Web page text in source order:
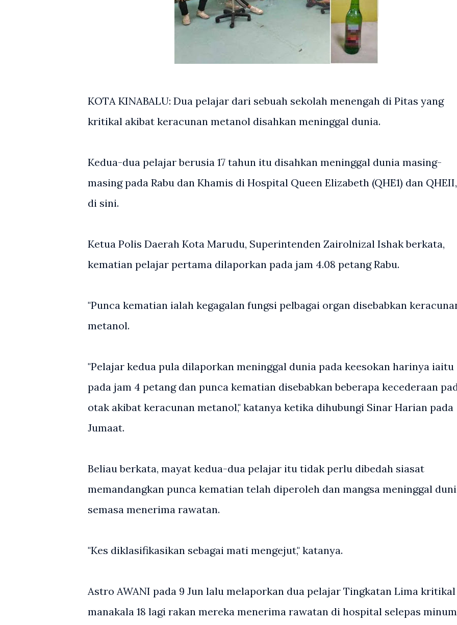
KOTA KINABALU: Dua pelajar dari sebuah sekolah menengah di Pitas yang
kritikal akibat keracunan metanol disahkan meninggal dunia.
Kedua-dua pelajar berusia 17 tahun itu disahkan meninggal dunia masing-
masing pada Rabu dan Khamis di Hospital Queen Elizabeth (QHE1) dan QHEII,
di sini.
Ketua Polis Daerah Kota Marudu, Superintenden Zairolnizal Ishak berkata,
kematian pelajar pertama dilaporkan pada jam 4.08 petang Rabu.
"Punca kematian ialah kegagalan fungsi pelbagai organ disebabkan
metanol.
"Pelajar kedua pula dilaporkan meninggal dunia pada keesokan harinya iaitu
pada jam 4 petang dan punca kematian disebabkan beberapa kecederaan
otak akibat keracunan metanol," katanya ketika dihubungi Sinar Harian pada
Jumaat.
Beliau berkata, mayat kedua-dua pelajar itu tidak perlu dibedah siasat
memandangkan punca kematian telah diperoleh dan mangsa meninggal
semasa menerima rawatan.
"Kes diklasifikasikan sebagai mati mengejut," katanya.
Astro AWANI pada 9 Jun lalu melaporkan dua pelajar Tingkatan Lima kritikal
manakala 18 lagi rakan mereka menerima rawatan di hospital selepas minum